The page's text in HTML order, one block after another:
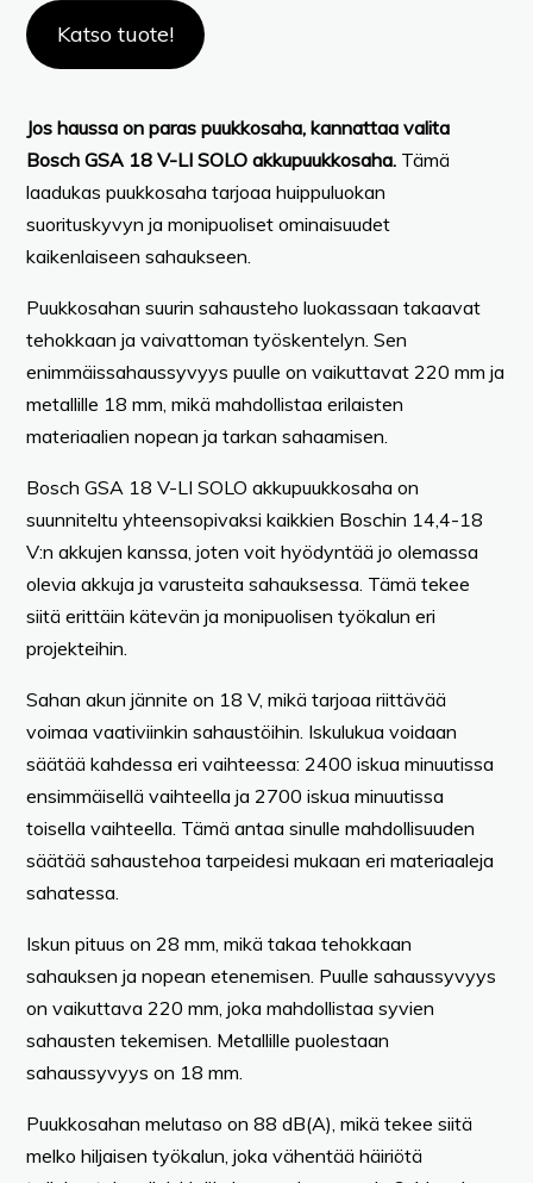
Katso tuote!
Jos haussa on paras puukkosaha, kannattaa valita
Bosch GSA 18 V-LI SOLO akkupuukkosaha. Tämä
laadukas puukkosaha tarjoaa huippuluokan
suorituskyvyn ja monipuoliset ominaisuudet
kaikenlaiseen sahaukseen.
Puukkosahan suurin sahausteho luokassaan takaavat
tehokkaan ja vaivattoman työskentelyn. Sen
enimmäissahaussyvyys puulle on vaikuttavat 220 mm ja
metallille 18 mm, mikä mahdollistaa erilaisten
materiaalien nopean ja tarkan sahaamisen.
Bosch GSA 18 V-LI SOLO akkupuukkosaha on
suunniteltu yhteensopivaksi kaikkien Boschin 14,4-18
V:n akkujen kanssa, joten voit hyödyntää jo olemassa
olevia akkuja ja varusteita sahauksessa. Tämä tekee
siitä erittäin kätevän ja monipuolisen työkalun eri
projekteihin.
Sahan akun jännite on 18 V, mikä tarjoaa riittävää
voimaa vaativiinkin sahaustöihin. Iskulukua voidaan
säätää kahdessa eri vaihteessa: 2400 iskua minuutissa
ensimmäisellä vaihteella ja 2700 iskua minuutissa
toisella vaihteella. Tämä antaa sinulle mahdollisuuden
säätää sahaustehoa tarpeidesi mukaan eri materiaaleja
sahatessa.
Iskun pituus on 28 mm, mikä takaa tehokkaan
sahauksen ja nopean etenemisen. Puulle sahaussyvyys
on vaikuttava 220 mm, joka mahdollistaa syvien
sahausten tekemisen. Metallille puolestaan
sahaussyvyys on 18 mm.
Puukkosahan melutaso on 88 dB(A), mikä tekee siitä
melko hiljaisen työkalun, joka vähentää häiriötä